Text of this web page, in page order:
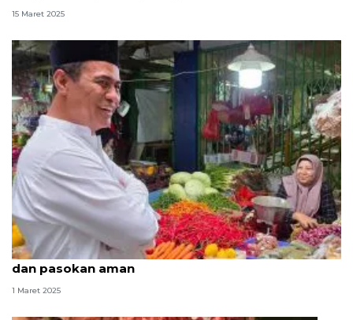
15 Maret 2025
Mentan sidak pasar pastikan harga pangan stabil
dan pasokan aman
1 Maret 2025